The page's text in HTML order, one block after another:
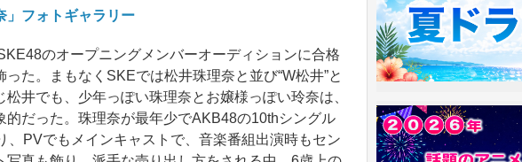
」フォトギャラリー
のオープニングメンバーオーディションに合格
た。まもなくSKEでは松井珠理奈と並び“W松井”と
井でも、少年っぽい珠理奈とお嬢様っぽい玲奈は、
だった。珠理奈が最年少でAKB48の10thシングル
、PVでもメインキャストで、音楽番組出演時もセン